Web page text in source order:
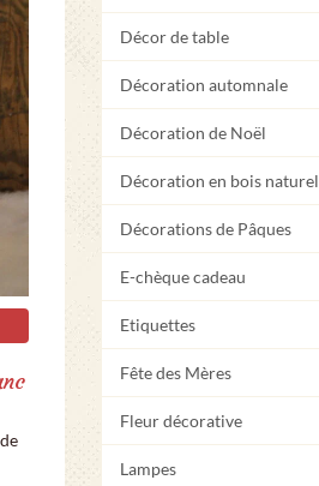
Décor de table
Décoration automnale
Décoration de Noël
Décoration en bois naturel
Décorations de Pâques
E-chèque cadeau
Etiquettes
Fête des Mères
Fleur décorative
Lampes